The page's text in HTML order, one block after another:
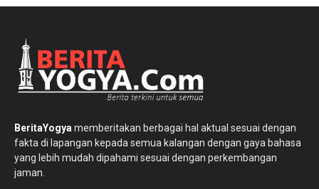
BeritaYogya memberitakan berbagai hal aktual sesuai dengan
fakta di lapangan kepada semua kalangan dengan gaya bahasa
yang lebih mudah dipahami sesuai dengan perkembangan
jaman.